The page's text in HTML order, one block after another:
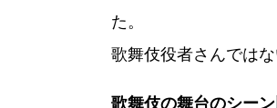
た。
歌舞伎役者さんでは
歌舞伎の舞台のシー